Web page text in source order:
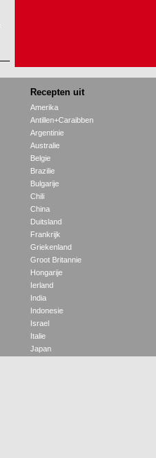
Recepten uit
Amerika
Antillen+Caraibben
Argentinie
Australie
Belgie
Brazilie
Bulgarije
Chili
China
Duitsland
Frankrijk
Griekenland
Groot Britannie
Hongarije
Ierland
India
Indonesie
Israel
Italie
Japan